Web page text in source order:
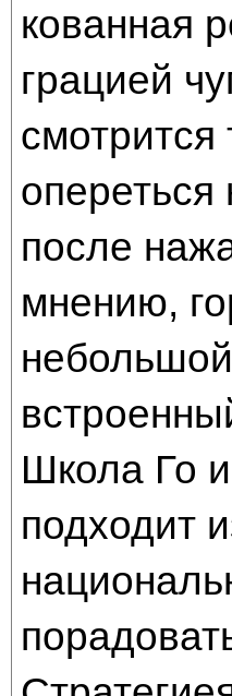
кованная
грацией
после
мнению,
Школа Го
подходит